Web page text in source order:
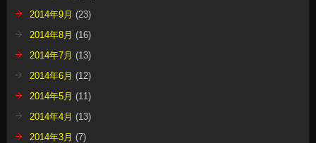
2014年9月 (23)
2014年8月 (16)
2014年7月 (13)
2014年6月 (12)
2014年5月 (11)
2014年4月 (13)
2014年3月 (7)